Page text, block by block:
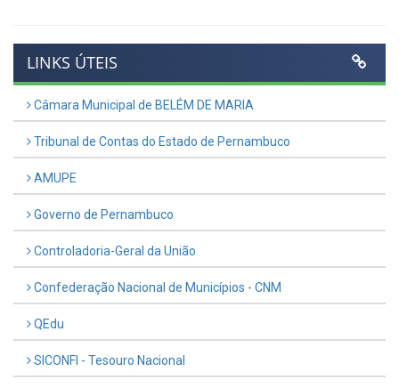
LINKS ÚTEIS
Câmara Municipal de BELÉM DE MARIA
Tribunal de Contas do Estado de Pernambuco
AMUPE
Governo de Pernambuco
Controladoria-Geral da União
Confederação Nacional de Municípios - CNM
QEdu
SICONFI - Tesouro Nacional